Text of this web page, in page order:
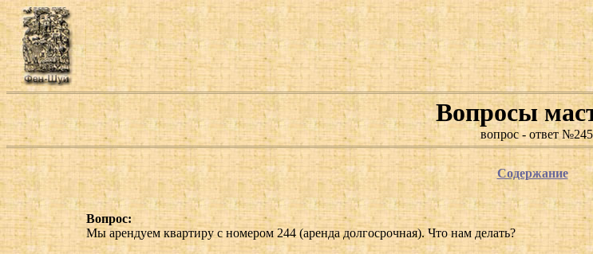
Вопросы
вопрос - ответ №245
Содержание
Вопрос:
Мы арендуем квартиру с номером 244 (аренда долгосрочная). Что нам делать?